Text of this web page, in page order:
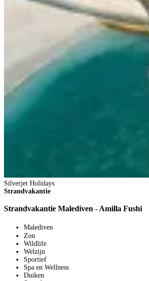
Silverjet Holidays
Strandvakantie
Strandvakantie Malediven - Amilla Fushi
Malediven
Zon
Wildlife
Welzijn
Sportief
Spa en Wellness
Duiken